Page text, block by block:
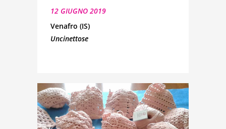
12 GIUGNO 2019
Venafro (IS)
Uncinettose